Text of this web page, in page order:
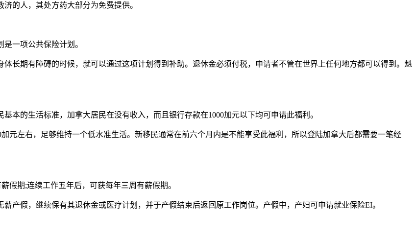
的人，其处方药大部分为免费提供。
一项公共保险计划。
长期有障碍的时候，就可以通过这项计划得到补助。退休金必须付税，申请者不管在世界上任何地方都可以得到。魁
本的生活标准，加拿大居民在没有收入，而且银行存款在1000加元以下均可申请此福利。
元左右，足够维持一个低水准生活。新移民通常在前六个月内是不能享受此福利，所以登陆加拿大后都需要一笔经
假期;连续工作五年后，可获每年三周有薪假期。
产假，继续保有其退休金或医疗计划，并于产假结束后返回原工作岗位。产假中，产妇可申请就业保险EI。